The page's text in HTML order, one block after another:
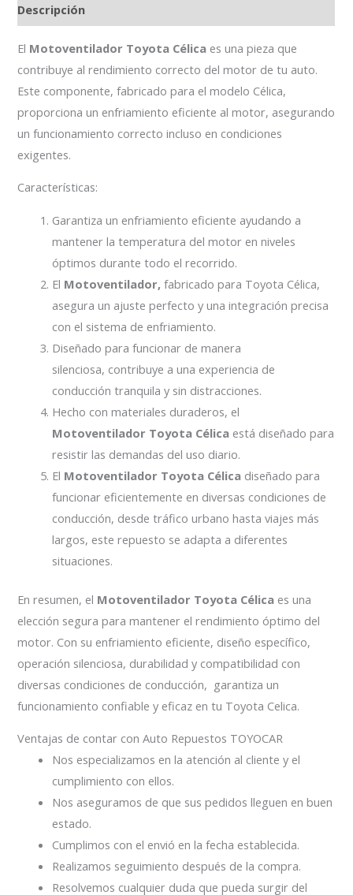
Descripción
El Motoventilador Toyota Célica es una pieza que
contribuye al rendimiento correcto del motor de tu auto.
Este componente, fabricado para el modelo Célica,
proporciona un enfriamiento eficiente al motor, asegurando
un funcionamiento correcto incluso en condiciones
exigentes.
Características:
Garantiza un enfriamiento eficiente ayudando a
mantener la temperatura del motor en niveles
óptimos durante todo el recorrido.
El Motoventilador,fabricado para Toyota Célica,
asegura un ajuste perfecto y una integración precisa
con el sistema de enfriamiento.
Diseñado para funcionar de manera
silenciosa, contribuye a una experiencia de
conducción tranquila y sin distracciones.
Hecho con materiales duraderos, el
Motoventilador Toyota Célica está diseñado para
resistir las demandas del uso diario.
El Motoventilador Toyota Célica diseñado para
funcionar eficientemente en diversas condiciones de
conducción, desde tráfico urbano hasta viajes más
largos, este repuesto se adapta a diferentes
situaciones.
En resumen, el Motoventilador Toyota Célica es una
elección segura para mantener el rendimiento óptimo del
motor. Con su enfriamiento eficiente, diseño específico,
operación silenciosa, durabilidad y compatibilidad con
diversas condiciones de conducción, garantiza un
funcionamiento confiable y eficaz en tu Toyota Celica.
Ventajas de contar con Auto Repuestos TOYOCAR
Nos especializamos en la atención al cliente y el
cumplimiento con ellos.
Nos aseguramos de que sus pedidos lleguen en buen
estado.
Cumplimos con el envió en la fecha establecida.
Realizamos seguimiento después de la compra.
Resolvemos cualquier duda que pueda surgir del